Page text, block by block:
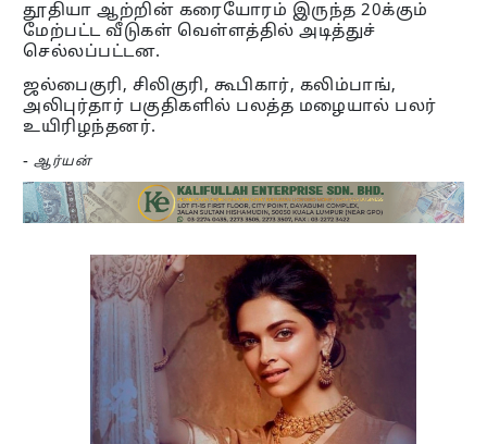
தூதியா ஆற்றின் கரையோரம் இருந்த 20க்கும்
மேற்பட்ட வீடுகள் வெள்ளத்தில் அடித்துச்
செல்லப்பட்டன.
ஜல்பைகுரி, சிலிகுரி, கூபிகார், கலிம்பாங்,
அலிபுர்தார் பகுதிகளில் பலத்த மழையால் பலர்
உயிரிழந்தனர்.
-ஆர்யன்